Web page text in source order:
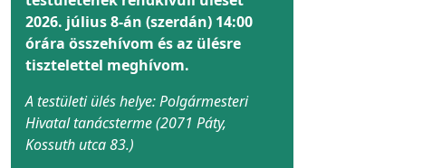
2026. július 8-án (szerdán) 14:00
órára összehívom és az ülésre
tisztelettel meghívom.
A testületi ülés helye: Polgármesteri
Hivatal tanácsterme (2071 Páty,
Kossuth utca 83.)